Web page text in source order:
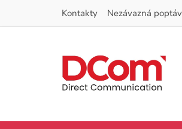
Kontakty Nezávazná